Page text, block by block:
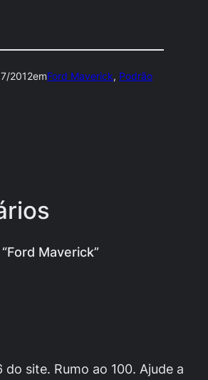
2012emFord Maverick, Podrão
Maverick”
site. Rumo ao 100. Ajude a